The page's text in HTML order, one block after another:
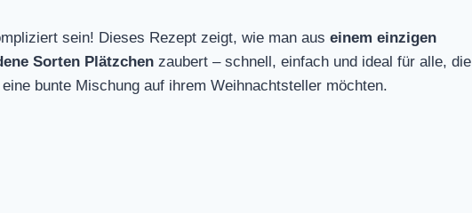
sein! Dieses Rezept zeigt, wie man aus einem einzigen
Sorten Plätzchen zaubert – schnell, einfach und ideal für alle, die
bunte Mischung auf ihrem Weihnachtsteller möchten.